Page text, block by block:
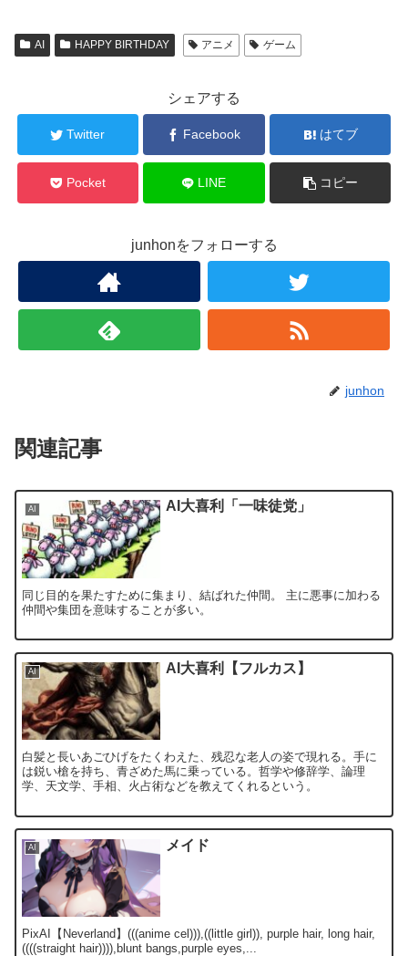
AI HAPPY BIRTHDAY アニメ ゲーム
シェアする
Twitter Facebook はてブ
Pocket LINE コピー
junhonをフォローする
junhon
関連記事
AI AI大喜利「一味徒党」
同じ目的を果たすために集まり、結ばれた仲間。 主に悪事に加わる
仲間や集団を意味することが多い。
AI AI大喜利【フルカス】
白髪と長いあごひげをたくわえた、残忍な老人の姿で現れる。手に
は鋭い槍を持ち、青ざめた馬に乗っている。哲学や修辞学、論理
学、天文学、手相、火占術などを教えてくれるという。
AI メイド
PixAI【Neverland】(((anime cel))),((little girl)), purple hair, long hair,
((((straight hair)))),blunt bangs,purple eyes,...